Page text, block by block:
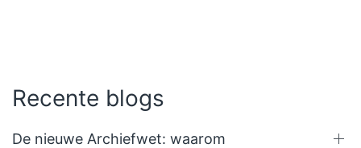
Recente blogs
De nieuwe Archiefwet: waarom